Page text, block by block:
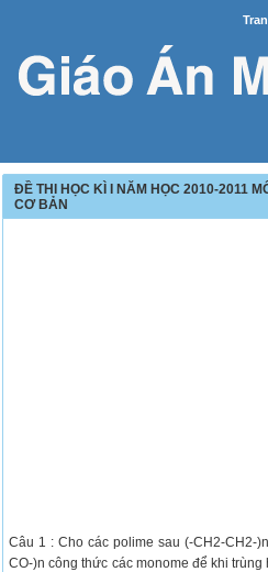
ĐỀ THI HỌC KÌ I NĂM HỌC 2010-2011
CƠ BẢN
Câu 1 : Cho các polime sau (-CH2-CH2-
CO-)n công thức các monome để khi